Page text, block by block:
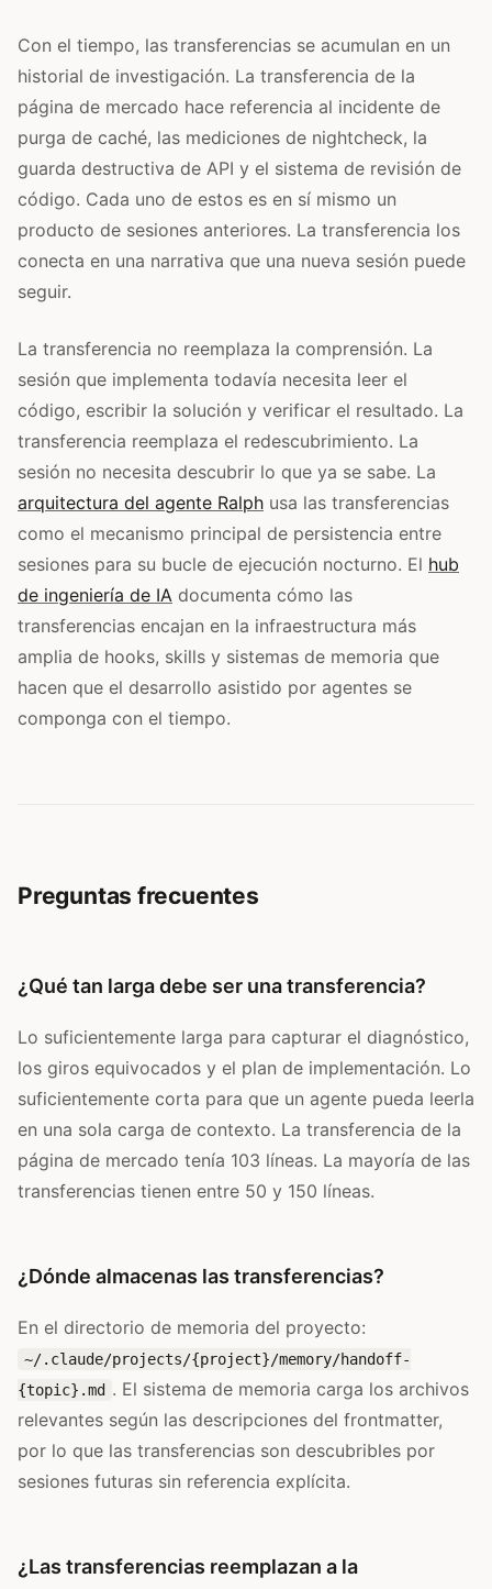
Con el tiempo, las transferencias se acumulan en un
historial de investigación. La transferencia de la
página de mercado hace referencia al incidente de
purga de caché, las mediciones de nightcheck, la
guarda destructiva de API y el sistema de revisión de
código. Cada uno de estos es en sí mismo un
producto de sesiones anteriores. La transferencia los
conecta en una narrativa que una nueva sesión puede
seguir.
La transferencia no reemplaza la comprensión. La
sesión que implementa todavía necesita leer el
código, escribir la solución y verificar el resultado. La
transferencia reemplaza el redescubrimiento. La
sesión no necesita descubrir lo que ya se sabe. La
arquitectura del agente Ralph usa las transferencias
como el mecanismo principal de persistencia entre
sesiones para su bucle de ejecución nocturno. El hub
de ingeniería de IA documenta cómo las
transferencias encajan en la infraestructura más
amplia de hooks, skills y sistemas de memoria que
hacen que el desarrollo asistido por agentes se
componga con el tiempo.
Preguntas frecuentes
¿Qué tan larga debe ser una transferencia?
Lo suficientemente larga para capturar el diagnóstico,
los giros equivocados y el plan de implementación. Lo
suficientemente corta para que un agente pueda leerla
en una sola carga de contexto. La transferencia de la
página de mercado tenía 103 líneas. La mayoría de las
transferencias tienen entre 50 y 150 líneas.
¿Dónde almacenas las transferencias?
En el directorio de memoria del proyecto:
~/.claude/projects/{project}/memory/handoff-
{topic}.md . El sistema de memoria carga los archivos
relevantes según las descripciones del frontmatter,
por lo que las transferencias son descubribles por
sesiones futuras sin referencia explícita.
¿Las transferencias reemplazan a la